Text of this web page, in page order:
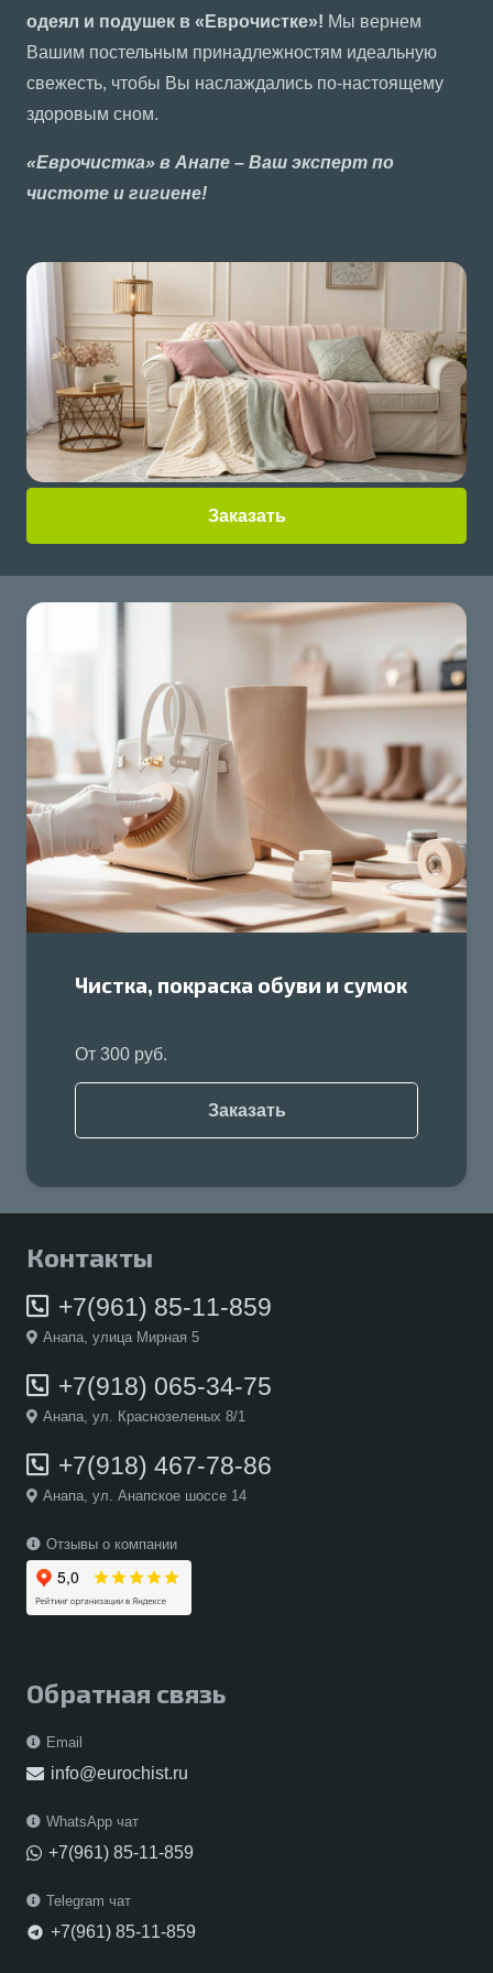
одеял и подушек в «Еврочистке»! Мы вернем
Вашим постельным принадлежностям идеальную
свежесть, чтобы Вы наслаждались по-настоящему
здоровым сном.
«Еврочистка» в Анапе – Ваш эксперт по
чистоте и гигиене!
Заказать
Чистка, покраска обуви и сумок
От 300 руб.
Заказать
Контакты
+7(961) 85-11-859
Анапа, улица Мирная 5
+7(918) 065-34-75
Анапа, ул. Краснозеленых 8/1
+7(918) 467-78-86
Анапа, ул. Анапское шоссе 14
Отзывы о компании
Обратная связь
Email
info@eurochist.ru
WhatsApp чат
+7(961) 85-11-859
Telegram чат
telegram +7(961) 85-11-859